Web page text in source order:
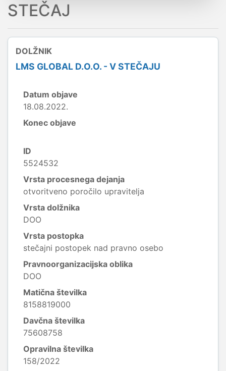
STEČAJ
DOLŽNIK
LMS GLOBAL D.O.O. - V STEČAJU
Datum objave
18.08.2022.
Konec objave
ID
5524532
Vrsta procesnega dejanja
otvoritveno poročilo upravitelja
Vrsta dolžnika
DOO
Vrsta postopka
stečajni postopek nad pravno osebo
Pravnoorganizacijska oblika
DOO
Matična številka
8158819000
Davčna številka
75608758
Opravilna številka
158/2022